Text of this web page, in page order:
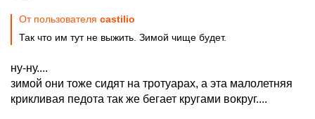
От пользователя castilio
Так что им тут не выжить. Зимой чище будет.
ну-ну....
зимой они тоже сидят на тротуарах, а эта малолетняя
крикливая педота так же бегает кругами вокруг....